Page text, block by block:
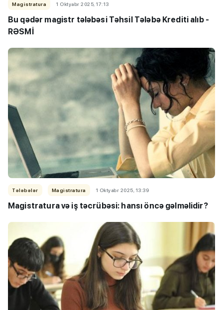
Magistratura 1 Oktyabr 2025, 17:13
Bu qədər magistr tələbəsi Təhsil Tələbə Krediti alıb -
RƏSMİ
Tələbələr Magistratura 1 Oktyabr 2025, 13:39
Magistratura və iş təcrübəsi: hansı öncə gəlməlidir?